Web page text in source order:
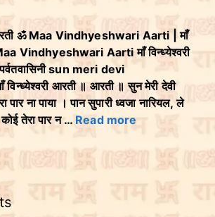
आरती ॐ Maa Vindhyeshwari Aarti | माँ
Vindhyeshwari Aarti माँ विन्ध्येश्वरी
sun meri devi
आरती ॥ आरती ॥ सुन मेरी देवी
पार ना पाया । पान सुपारी ध्वजा नारियल, ले
तेरा पार न … Read more